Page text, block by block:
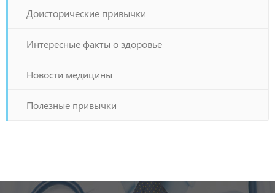
Доисторические привычки
Интересные факты о здоровье
Новости медицины
Полезные привычки